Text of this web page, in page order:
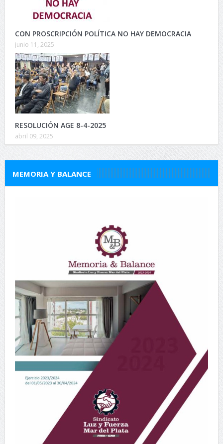
CON PROSCRIPCIÓN POLÍTICA NO HAY DEMOCRACIA
junio 11, 2025
RESOLUCIÓN AGE 8-4-2025
abril 09, 2025
MEMORIA Y BALANCE